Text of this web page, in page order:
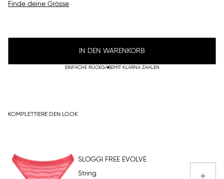
Finde deine Grösse
IN DEN WARENKORB
EINFACHE RÜCKGABEMIT KLARNA ZAHLEN
KOMPLETTIERE DEN LOOK
SLOGGI FREE EVOLVE
String